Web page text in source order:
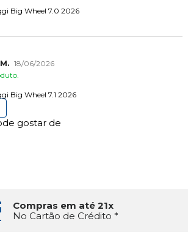
Big Wheel 7.0 2026
18/06/2026
Big Wheel 7.1 2026
gostar de
Compras em até 21x
No Cartão de Crédito *